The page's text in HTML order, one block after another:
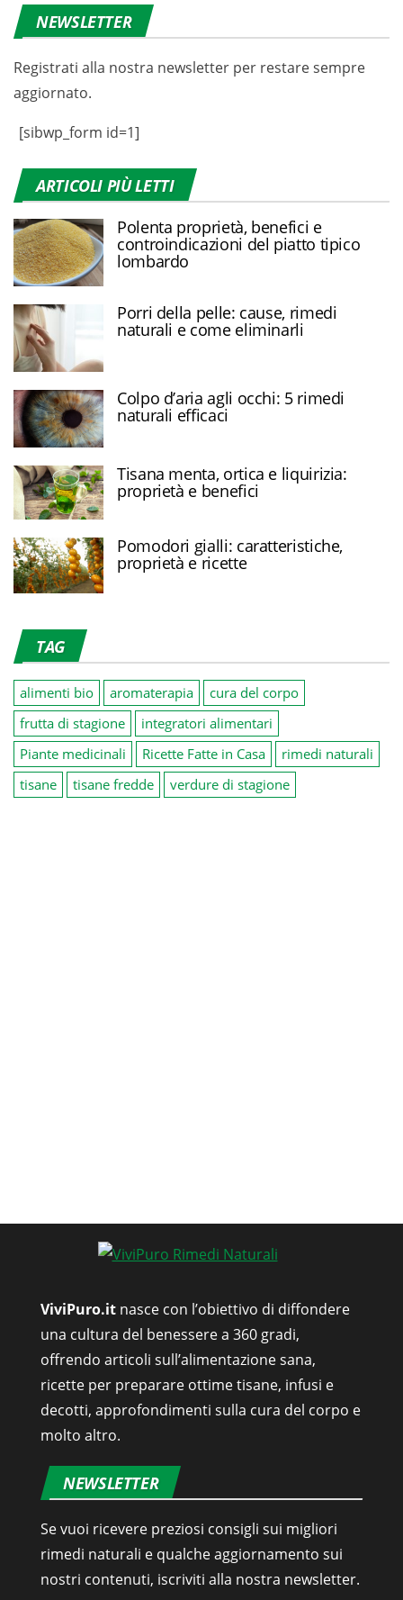
NEWSLETTER
Registrati alla nostra newsletter per restare sempre
aggiornato.
[sibwp_form id=1]
ARTICOLI PIÙ LETTI
Polenta proprietà, benefici e
controindicazioni del piatto tipico
lombardo
Porri della pelle: cause, rimedi
naturali e come eliminarli
Colpo d’aria agli occhi: 5 rimedi
naturali efficaci
Tisana menta, ortica e liquirizia:
proprietà e benefici
Pomodori gialli: caratteristiche,
proprietà e ricette
TAG
alimenti bio aromaterapia
cura del corpo
frutta di stagione
integratori alimentari
Piante medicinali
Ricette Fatte in Casa
rimedi naturali
tisane
tisane fredde verdure di stagione
ViviPuro.it nasce con l’obiettivo di diffondere
una cultura del benessere a 360 gradi,
offrendo articoli sull’alimentazione sana,
ricette per preparare ottime tisane, infusi e
decotti, approfondimenti sulla cura del corpo e
molto altro.
NEWSLETTER
Se vuoi ricevere preziosi consigli sui migliori
rimedi naturali e qualche aggiornamento sui
nostri contenuti, iscriviti alla nostra newsletter.